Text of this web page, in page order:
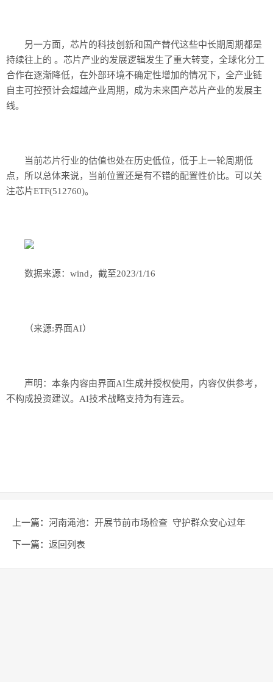
另一方面，芯片的科技创新和国产替代这些中长期周期都是
持续往上的 。芯片产业的发展逻辑发生了重大转变，全球化分工
合作在逐渐降低，在外部环境不确定性增加的情况下，全产业链
自主可控预计会超越产业周期，成为未来国产芯片产业的发展主
线。
当前芯片行业的估值也处在历史低位，低于上一轮周期低
点，所以总体来说，当前位置还是有不错的配置性价比。可以关
注芯片ETF(512760)。
数据来源：wind，截至2023/1/16
（来源:界面AI）
声明：本条内容由界面AI生成并授权使用，内容仅供参考，
不构成投资建议。AI技术战略支持为有连云。
上一篇： 河南渑池：开展节前市场检查 守护群众安心过年
下一篇： 返回列表